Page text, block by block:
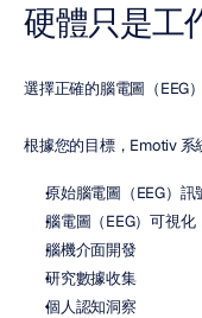
硬體只是工
選擇正確的腦電圖（EEG
根據您的目標，Emotiv 系
原始腦電圖（EEG）訊
腦電圖（EEG）可視化
腦機介面開發
研究數據收集
個人認知洞察